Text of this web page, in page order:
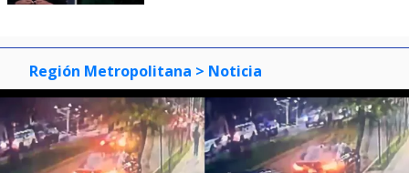
Región Metropolitana > Noticia